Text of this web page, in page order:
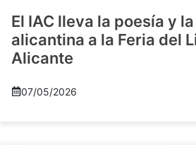
El IAC lleva la poesía y
alicantina a la Feria del
Alicante
07/05/2026